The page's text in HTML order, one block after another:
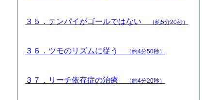
３５．テンパイがゴールではない （約5分20秒）
３６．ツモのリズムに従う （約4分50秒）
３７．リーチ依存症の治療 （約4分20秒）